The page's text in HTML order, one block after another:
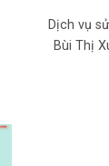
Dịch vụ
Bùi Thị